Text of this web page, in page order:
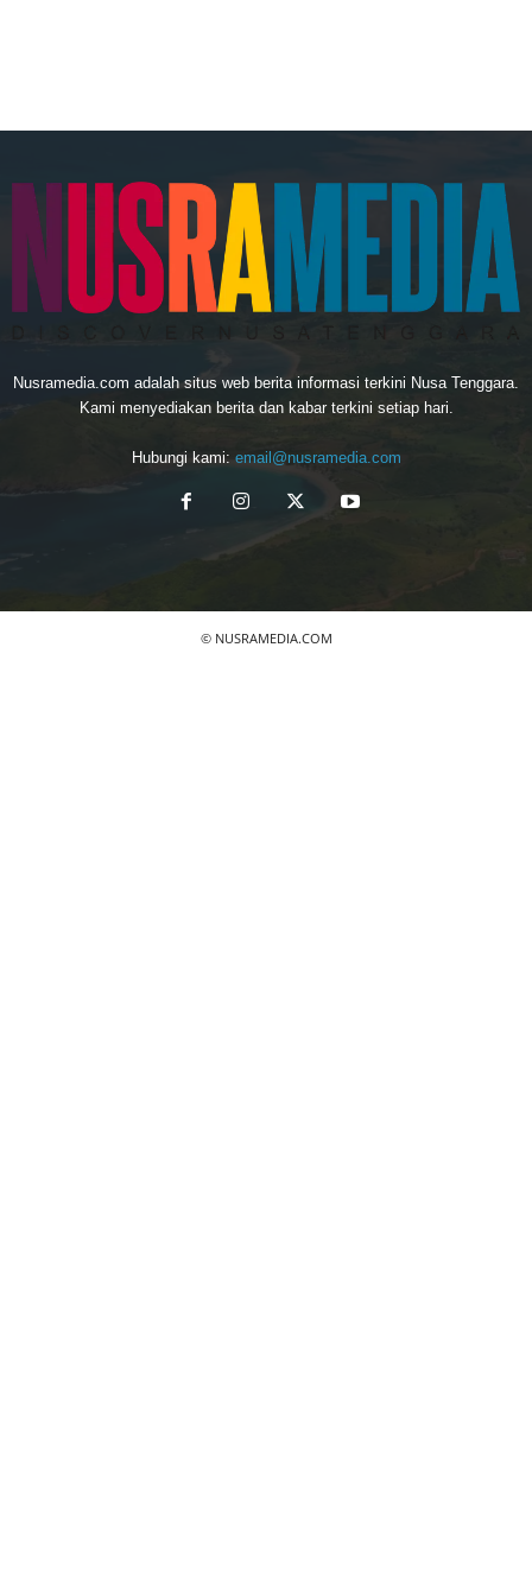
Nusramedia.com adalah situs web berita informasi terkini Nusa Tenggara.
Kami menyediakan berita dan kabar terkini setiap hari.
Hubungi kami: email@nusramedia.com
© NUSRAMEDIA.COM